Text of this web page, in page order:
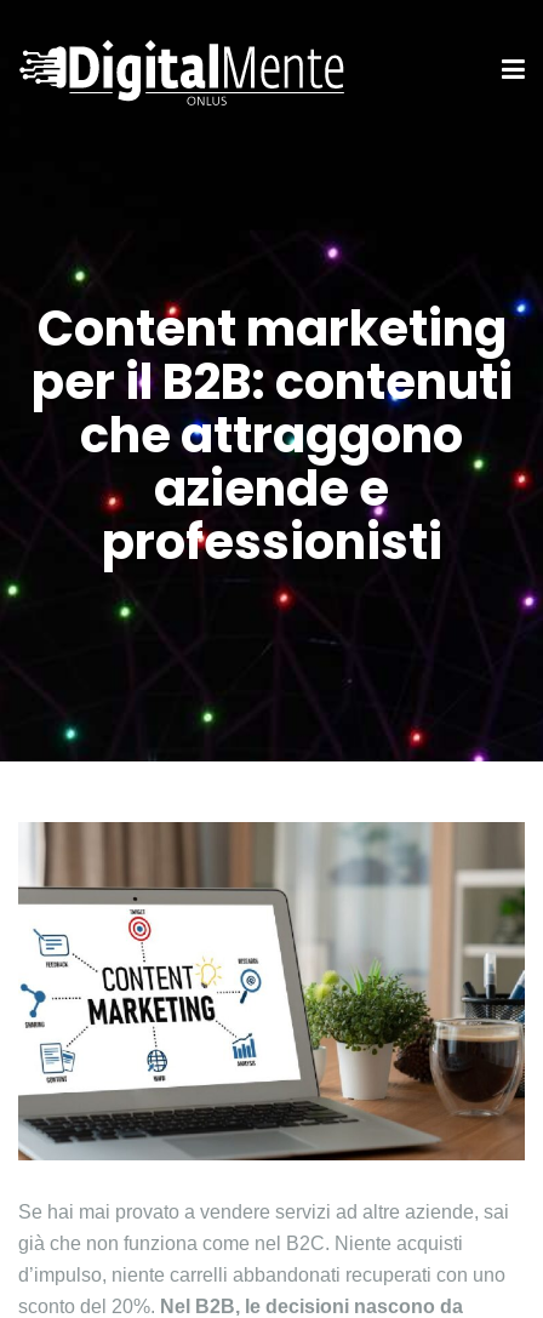
Content marketing
per il B2B: contenuti
che attraggono
aziende e
professionisti
Se hai mai provato a vendere servizi ad altre aziende, sai
già che non funziona come nel B2C. Niente acquisti
d’impulso, niente carrelli abbandonati recuperati con uno
sconto del 20%. Nel B2B, le decisioni nascono da